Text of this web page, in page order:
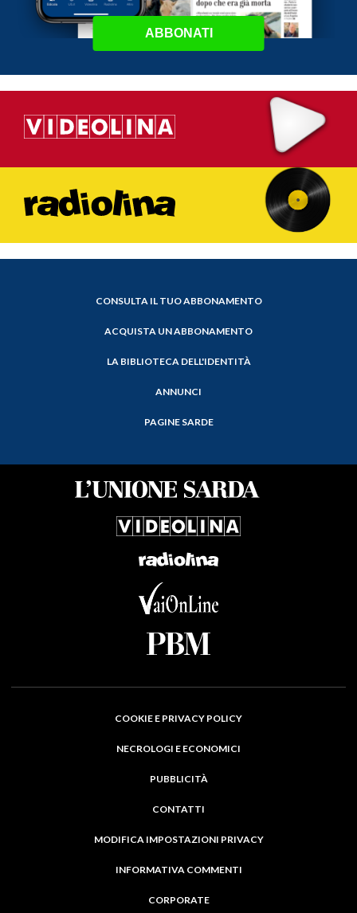
ABBONATI
CONSULTA IL TUO ABBONAMENTO
ACQUISTA UN ABBONAMENTO
LA BIBLIOTECA DELL'IDENTITÀ
ANNUNCI
PAGINE SARDE
COOKIE E PRIVACY POLICY
NECROLOGI E ECONOMICI
PUBBLICITÀ
CONTATTI
MODIFICA IMPOSTAZIONI PRIVACY
INFORMATIVA COMMENTI
CORPORATE